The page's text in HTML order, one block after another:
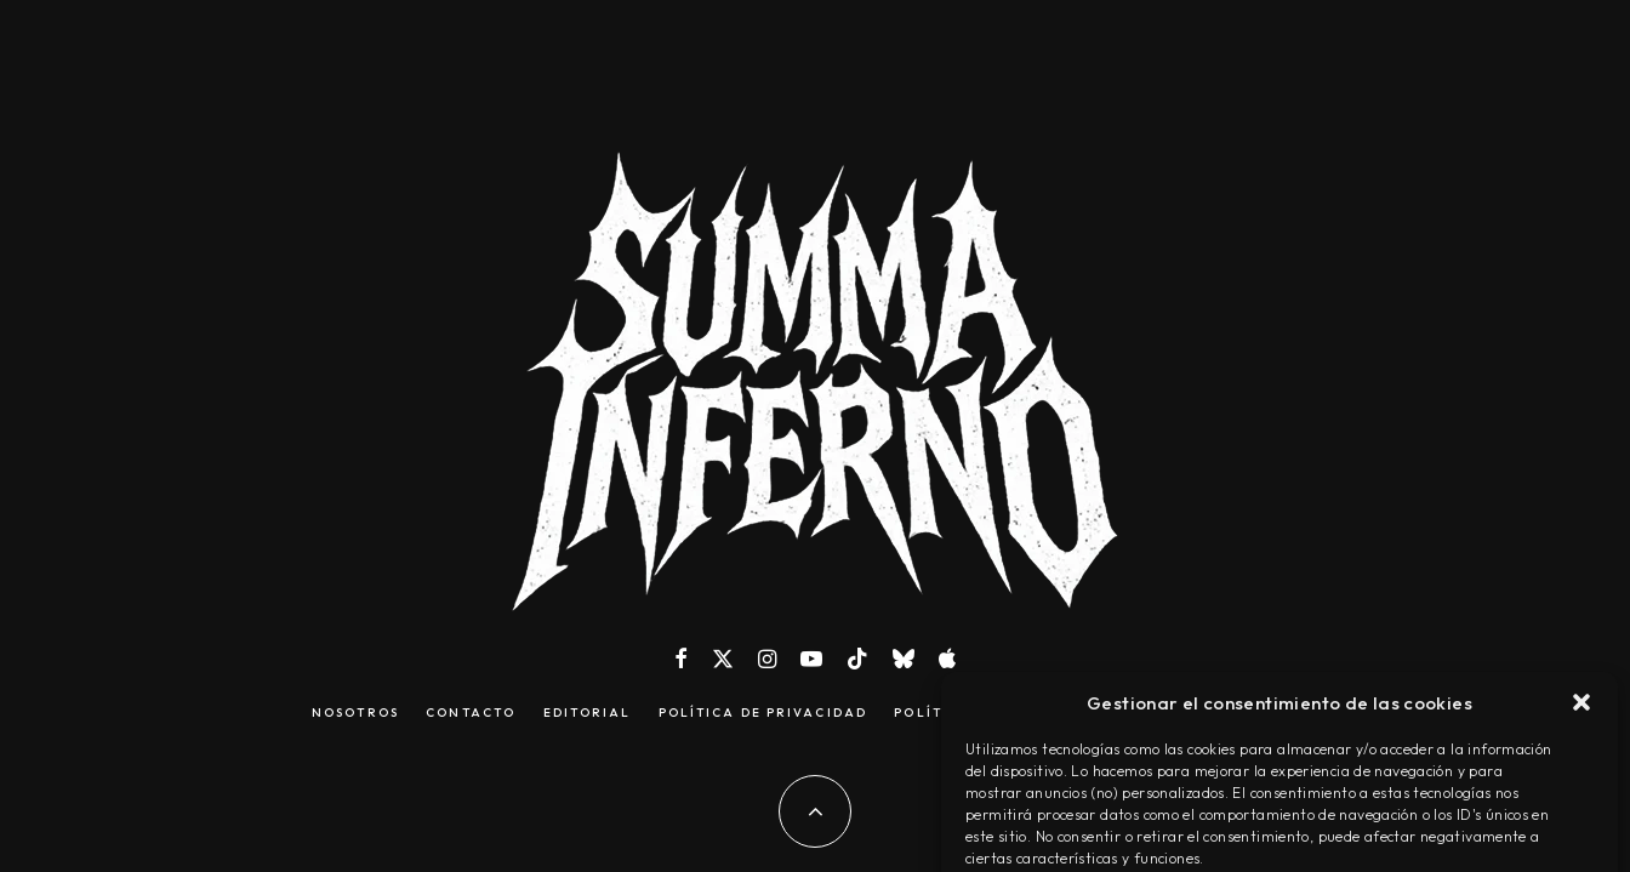
Gestionar el consentimiento de las cookies
Utilizamos tecnologías como las cookies para almacenar y/o acceder a la información
del dispositivo. Lo hacemos para mejorar la experiencia de navegación y para
mostrar anuncios (no) personalizados. El consentimiento a estas tecnologías nos
permitirá procesar datos como el comportamiento de navegación o los ID's únicos en
este sitio. No consentir o retirar el consentimiento, puede afectar negativamente a
ciertas características y funciones.
NOSOTROS CONTACTO EDITORIAL POLÍTICA DE PRIVACIDAD POLÍTICA DE COOKIES TÉRMINOS Y CONDICIONES